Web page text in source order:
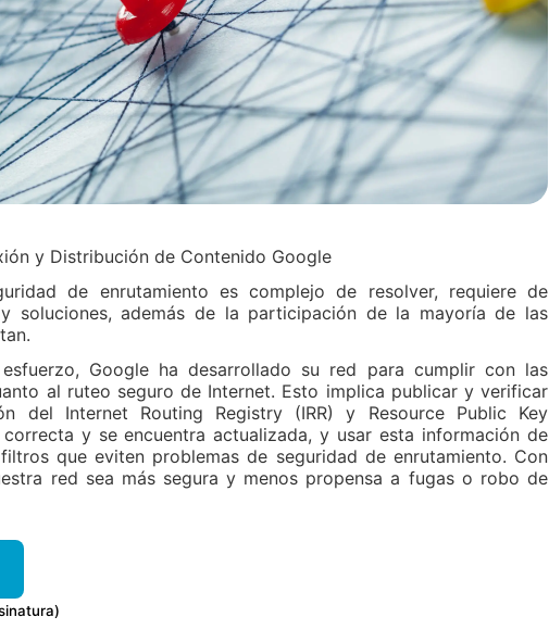
y Distribución de Contenido Google
de enrutamiento es complejo de resolver, requiere de
y soluciones, además de la participación de la mayoría de las
Google ha desarrollado su red para cumplir con las
al ruteo seguro de Internet. Esto implica publicar y verificar
del Internet Routing Registry (IRR) y Resource Public Key
correcta y se encuentra actualizada, y usar esta información de
que eviten problemas de seguridad de enrutamiento. Con
red sea más segura y menos propensa a fugas o robo de